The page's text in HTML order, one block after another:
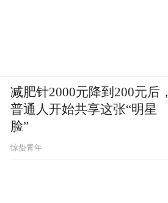
减肥针2000元降到200元后，
普通人开始共享这张“明星
脸”
惊蛰青年